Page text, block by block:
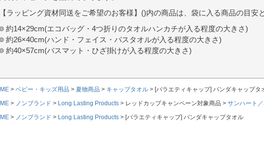
【ラッピング資材同送をご希望のお客様】()内の商品は、袋に入る商品の目安
約14×29cm(エコバッグ・4つ折りのタオルハンカチが入る程度の大きさ)
約26×40cm(ハンド・フェイス・バスタオルが入る程度の大きさ)
約40×57cm(バスマット・ひざ掛けが入る程度の大きさ)
ベビー・キッズ用品 夏物商品 キャップタオル
[バラエティキャップ] パンダキャップタ
ノンブランド Long Lasting Products レッドカップキャンペーン対象商品 サンハート
ノンブランド Long Lasting Products [バラエティキャップ] パンダキャップタオル